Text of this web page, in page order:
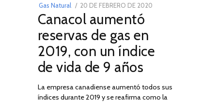
Gas Natural
POSTED
ON
20 DE FEBRERO DE 2020
2025
Canacol aumentó
reservas de gas en
2019, con un índice
de vida de 9 años
La empresa canadiense aumentó todos sus
índices durante 2019 y se reafirma como la